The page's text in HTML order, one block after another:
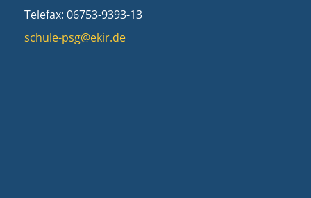
Telefax: 06753-9393-13
schule-psg@ekir.de